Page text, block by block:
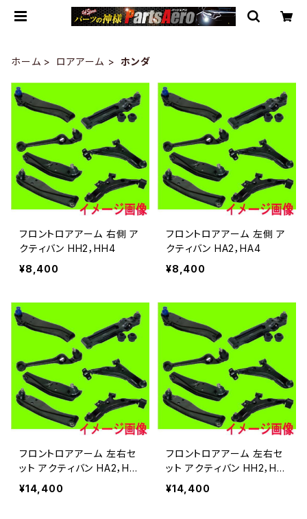
ホーム ロアアーム ホンダ
フロントロアアーム 右側 ア
クティバン HH2，HH4
¥8,400
フロントロアアーム 左側 ア
クティバン HA2，HA4
¥8,400
フロントロアアーム 左右セ
ット アクティバン HA2，HA
4
¥14,400
フロントロアアーム 左右セ
ット アクティバン HH2，HH
4
¥14,400